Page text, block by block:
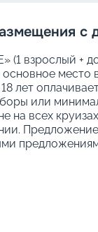
с
(1 взрослый +
основное место
лет
или
на всех